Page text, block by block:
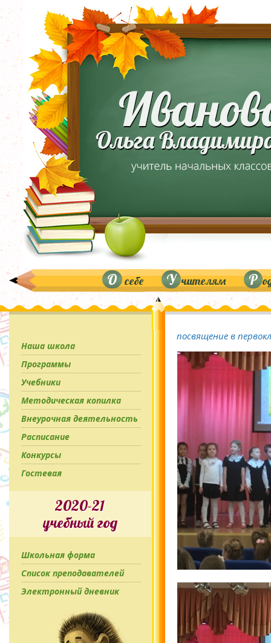
О себе У чителям Р
Наша школа
Программы
Учебники
Методическая копилка
Внеурочная деятельность
Расписание
Конкурсы
Гостевая
2020-21
учебный год
Школьная форма
Список преподавателей
Электронный дневник
посвящение в